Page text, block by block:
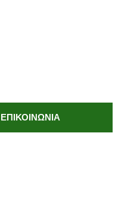
ΕΠΙΚΟΙΝΩΝΙΑ